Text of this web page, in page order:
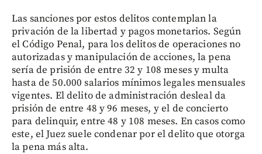
Las sanciones por estos delitos contemplan la
privación de la libertad y pagos monetarios. Según
el Código Penal, para los delitos de operaciones no
autorizadas y manipulación de acciones, la pena
sería de prisión de entre 32 y 108 meses y multa
hasta de 50.000 salarios mínimos legales mensuales
vigentes. El delito de administración desleal da
prisión de entre 48 y 96 meses, y el de concierto
para delinquir, entre 48 y 108 meses. En casos como
este, el Juez suele condenar por el delito que otorga
la pena más alta.